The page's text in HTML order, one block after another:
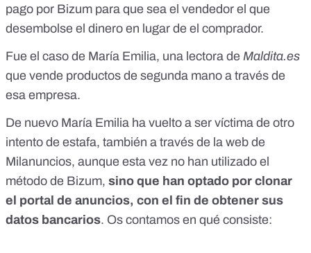
pago por Bizum para que sea el vendedor el que
desembolse el dinero en lugar de el comprador.
Fue el caso de María Emilia, una lectora de Maldita.es
que vende productos de segunda mano a través de
esa empresa.
De nuevo María Emilia ha vuelto a ser víctima de otro
intento de estafa, también a través de la web de
Milanuncios, aunque esta vez no han utilizado el
método de Bizum, sino que han optado por clonar
el portal de anuncios, con el fin de obtener sus
datos bancarios. Os contamos en qué consiste: